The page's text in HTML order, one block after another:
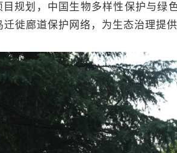
目规划，中国生物多样性保护与
徙廊道保护网络，为生态治理提供